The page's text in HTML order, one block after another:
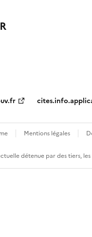
Mentions légales
détenue par des tiers,